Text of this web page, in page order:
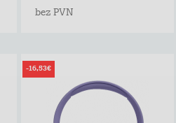
bez PVN
-16,53€